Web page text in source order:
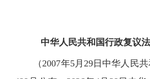
中华人民共和国行政复议
（2007年5月29日中华人民